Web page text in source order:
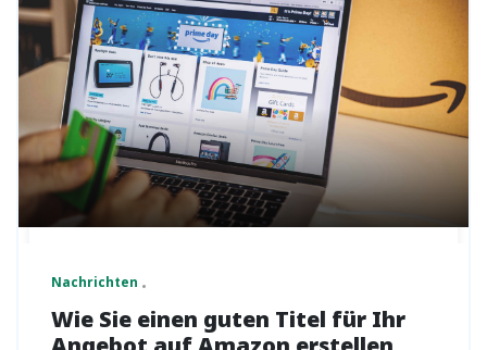
Nachrichten
Wie Sie einen guten Titel für Ihr